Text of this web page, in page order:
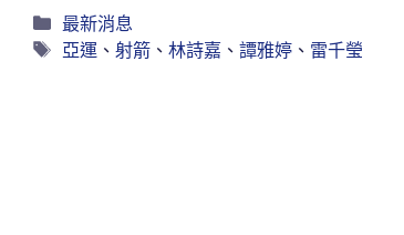
最新消息
亞運 、 射箭、 林詩嘉、 譚雅婷、 雷千瑩